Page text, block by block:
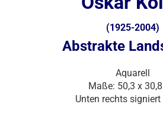
(1925-2004)
Abstrakte
Aquarell
Maße: 50,3 x
Unten rechts